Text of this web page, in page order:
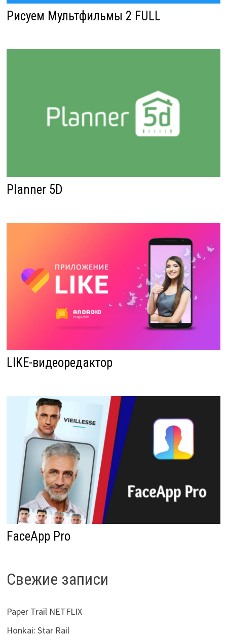
Рисуем Мультфильмы 2 FULL
Planner 5D
LIKE-видеоредактор
FaceApp Pro
Свежие записи
Paper Trail NETFLIX
Honkai: Star Rail